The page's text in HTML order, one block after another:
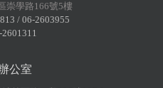
崇學路166號5樓
/ 06-2603955
2601311
公室